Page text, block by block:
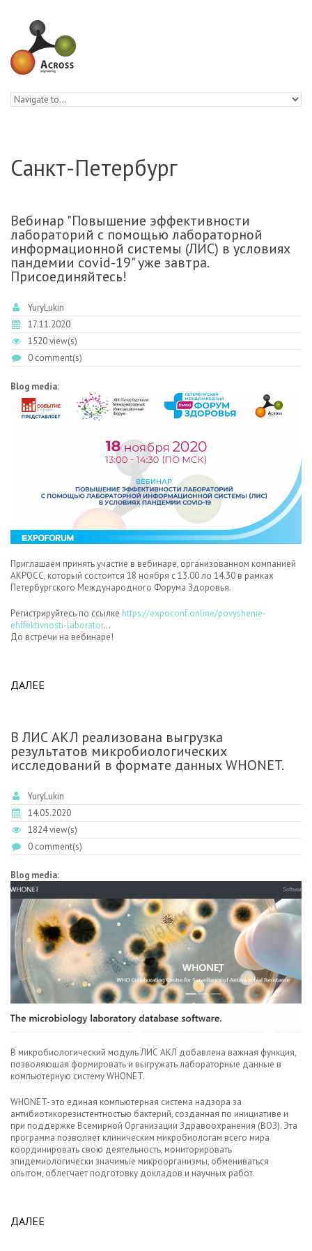
Санкт-Петербург
Вебинар "Повышение эффективности
лабораторий с помощью лабораторной
информационной системы (ЛИС) в условиях
пандемии covid-19" уже завтра.
Присоединяйтесь!
YuryLukin
17.11.2020
1520 view(s)
0 comment(s)
Blog media:
Приглашаем принять участие в вебинаре, организованном компанией
АКРОСС, который состоится 18 ноября с 13.00 ло 14.30 в рамках
Петербургского Международного Форума Здоровья.
Регистрируйтесь по ссылке https://expoconf.online/povyshenie-
ehffektivnosti-laborator…
До встречи на вебинаре!
ДАЛЕЕ
ПРИСОЕДИНЯЙТЕСЬ!
В ЛИС АКЛ реализована выгрузка
результатов микробиологических
исследований в формате данных WHONET.
YuryLukin
14.05.2020
1824 view(s)
0 comment(s)
Blog media:
В микробиологический модуль ЛИС АКЛ добавлена важная функция,
позволяющая формировать и выгружать лабораторные данные в
компьютерную систему WHONET.
WHONET- это единая компьютерная система надзора за
антибиотикорезистентностью бактерий, созданная по инициативе и
при поддержке Всемирной Организации Здравоохранения (ВОЗ). Эта
программа позволяет клиническим микробиологам всего мира
координировать свою деятельность, мониторировать
эпидемиологически значимые микроорганизмы, обмениваться
опытом, облегчает подготовку докладов и научных работ.
ДАЛЕЕ